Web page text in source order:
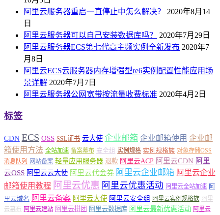
阿里云服务器重启一直停止中怎么解决？
2020年8月14
日
阿里云服务器可以自己安装数据库吗？
2020年7月29日
阿里云服务器ECS第七代高主频实例全新发布 2020年7
月8日
阿里云ECS云服务器内存增强型re6实例配置性能应用场
景详解 2020年7月7日
阿里云服务器公网宽带按流量收费标准 2020年4月2日
标签
CDN ECS OSS SSL证书 云大使 企业邮箱 企业邮箱使用 企业邮
箱使用方法 全站加速 备案幕布 安全组 实例规格 实例规格族 对象存储OSS
消息队列
网站备案 轻量应用服务器 退款 阿里云ACP 阿里云CDN 阿里
云OSS 阿里云云大使 阿里云代金券 阿里云企业邮箱 阿里云企业
邮箱使用教程 阿里云优惠 阿里云优惠活动 阿里云全站加速 阿
里云域名 阿里云备案 阿里云大使 阿里云安全组 阿里云实例规格族 阿里
云幕布 阿里云建站 阿里云拼团 阿里云数据库 阿里云最新优惠活动 阿里云